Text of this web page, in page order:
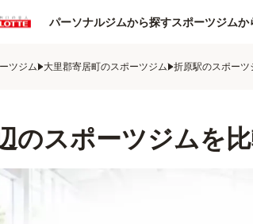
パーソナルジムから探すスポーツジムか
ツジム 大里郡寄居町のスポーツジム 折原駅のスポーツ
のスポーツジムを